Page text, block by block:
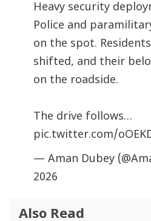
Heavy security
Police and
on the spot.
shifted, and their
on the roadside.
The drive follows…
pic.twitter.com/
— Aman Dubey
2026
Also Read